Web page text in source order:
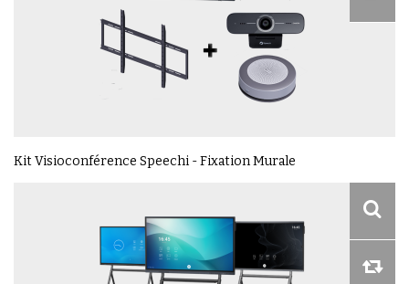
Kit Visioconférence Speechi - Fixation Murale